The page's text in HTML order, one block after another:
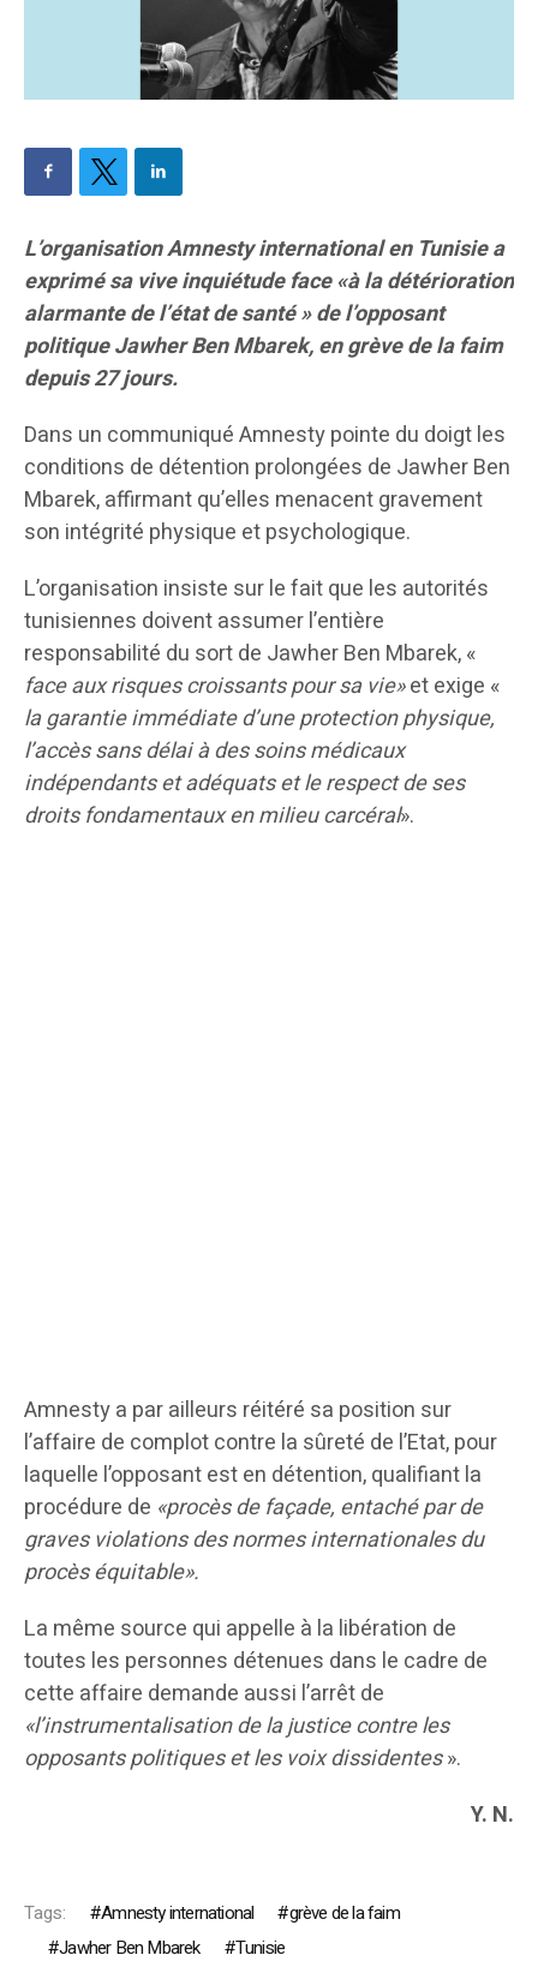
L’organisation Amnesty international en Tunisie a
exprimé sa vive inquiétude face «à la détérioration
alarmante de l’état de santé » de l’opposant
politique Jawher Ben Mbarek, en grève de la faim
depuis 27 jours.
Dans un communiqué Amnesty pointe du doigt les
conditions de détention prolongées de Jawher Ben
Mbarek, affirmant qu’elles menacent gravement
son intégrité physique et psychologique.
​L’organisation insiste sur le fait que les autorités
tunisiennes doivent assumer l’entière
responsabilité du sort de Jawher Ben Mbarek, «
face aux risques croissants pour sa vie»et exige «
la garantie immédiate d’une protection physique,
l’accès sans délai à des soins médicaux
indépendants et adéquats et le respect de ses
droits fondamentaux en milieu carcéral».
​Amnesty a par ailleurs réitéré sa position sur
l’affaire de complot contre la sûreté de l’Etat, pour
laquelle l’opposant est en détention, qualifiant la
procédure de «procès de façade, entaché par de
graves violations des normes internationales du
procès équitable».
La même source qui appelle à la libération de
toutes les personnes détenues dans le cadre de
cette affaire demande aussi l’arrêt de
«l’instrumentalisation de la justice contre les
opposants politiques et les voix dissidentes».
Y. N.
Tags: Amnesty international
grève de la faim
Jawher Ben Mbarek
Tunisie